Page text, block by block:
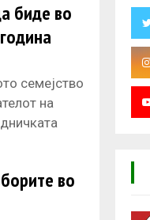
биде во
семејство
на
во